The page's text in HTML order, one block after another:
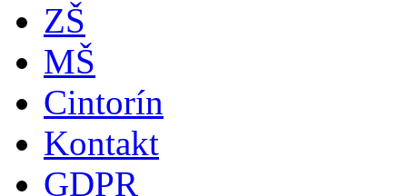
ZŠ
MŠ
Cintorín
Kontakt
GDPR